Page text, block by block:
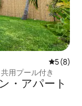
レビュー
5 (8)
用プール付き
・アパート